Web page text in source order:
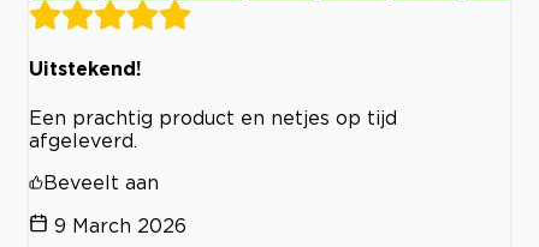
Uitstekend!
Een prachtig product en netjes op tijd
afgeleverd.
Beveelt aan
9 March 2026